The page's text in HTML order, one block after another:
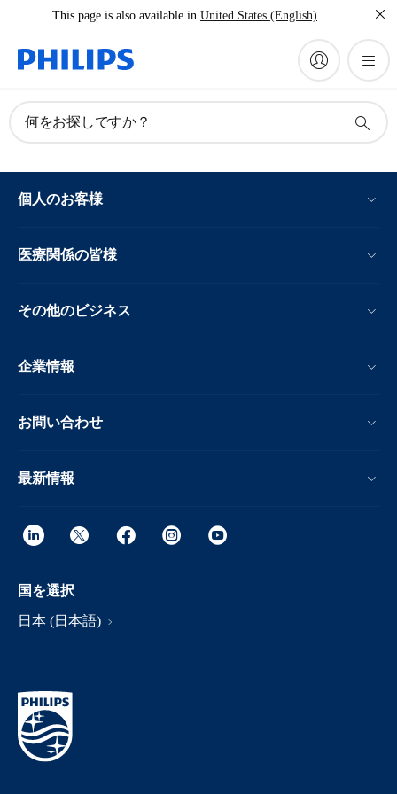
This page is also available in United States (English)
何をお探しですか？
個人のお客様
医療関係の皆様
その他のビジネス
企業情報
お問い合わせ
最新情報
国を選択
日本 (日本語)